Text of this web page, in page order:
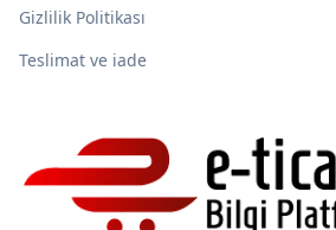
Gizlilik Politikası
Teslimat ve iade